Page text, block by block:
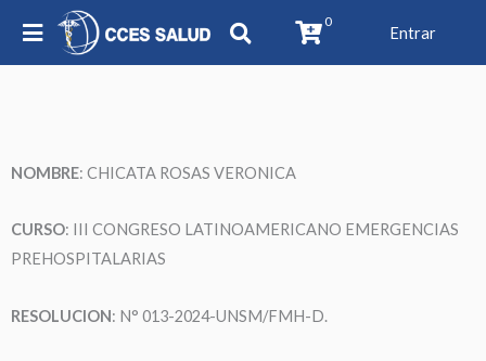
0
Entrar
NOMBRE: CHICATA ROSAS VERONICA
CURSO: III CONGRESO LATINOAMERICANO EMERGENCIAS
PREHOSPITALARIAS
RESOLUCION: N° 013-2024-UNSM/FMH-D.